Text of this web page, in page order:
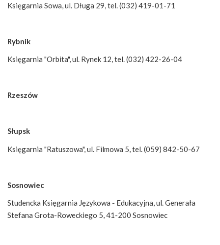
Księgarnia Sowa, ul. Długa 29, tel. (032) 419-01-71
Rybnik
Księgarnia "Orbita", ul. Rynek 12, tel. (032) 422-26-04
Rzeszów
Słupsk
Księgarnia "Ratuszowa", ul. Filmowa 5, tel. (059) 842-50-67
Sosnowiec
Studencka Księgarnia Językowa - Edukacyjna, ul. Generała
Stefana Grota-Roweckiego 5, 41-200 Sosnowiec